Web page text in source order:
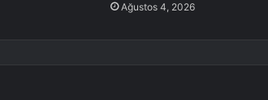
Ağustos 4, 2026